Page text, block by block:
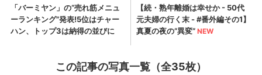
この記事の写真一覧（全35枚）